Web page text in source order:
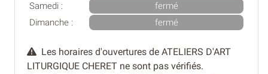
Samedi :
fermé
Dimanche :
fermé
Les horaires d'ouvertures de ATELIERS D'ART
LITURGIQUE CHERET ne sont pas vérifiés.